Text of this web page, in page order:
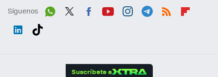
Síguenos
Suscríbete a